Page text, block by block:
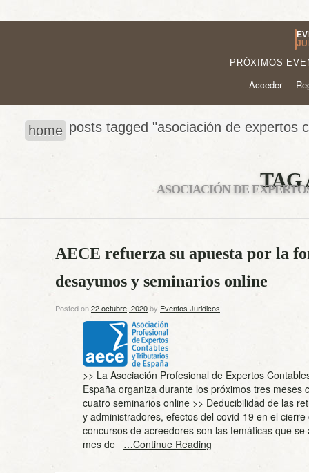
PRÓXIMOS
Acceder
home posts tagged "asociación de expertos
TAG
ASOCIACIÓN DE
AECE refuerza su apuesta por la
desayunos y seminarios online
Posted on22 octubre, 2020by Eventos Juridicos
>> La Asociación Profesional de Expertos
España organiza durante los próximos tres meses
cuatro seminarios online >> Deducibilidad de las
y administradores, efectos del covid-19 en el
concursos de acreedores son las temáticas que
mes de …Continue Reading